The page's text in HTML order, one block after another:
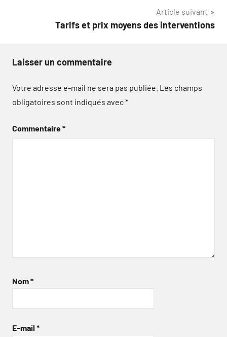
Article suivant
Tarifs et prix moyens des interventions
Laisser un commentaire
Votre adresse e-mail ne sera pas publiée. Les champs
obligatoires sont indiqués avec*
Commentaire*
Nom*
E-mail *